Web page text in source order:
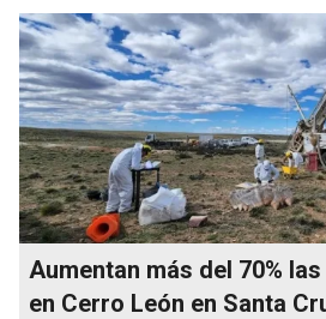
Aumentan más del 70%
en Cerro León en Santa